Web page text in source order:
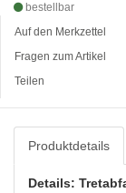
bestellbar
Auf den Merkzettel
Fragen zum Artikel
Teilen
Produktdetails
Details: